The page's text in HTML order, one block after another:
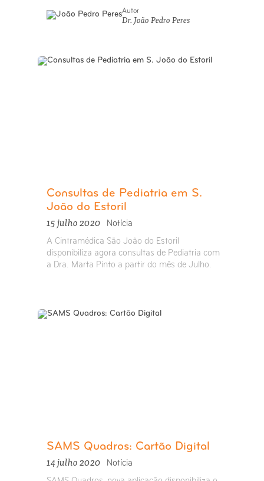
Autor
Dr. João Pedro Peres
Consultas de Pediatria em S.
João do Estoril
15 julho 2020
Notícia
A Cintramédica São João do Estoril
disponibiliza agora consultas de Pediatria com
a Dra. Marta Pinto a partir do mês de Julho.
SAMS Quadros: Cartão Digital
14 julho 2020
Notícia